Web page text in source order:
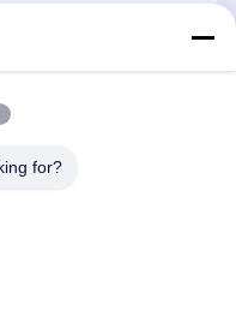
毛 豚毛 PP ブリストル
ブラシ サイズ ブリス
長さ
for?